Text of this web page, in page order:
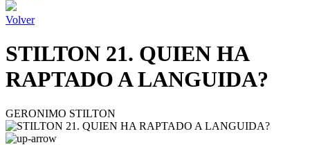
Volver
STILTON 21. QUIEN HA
RAPTADO A LANGUIDA?
GERONIMO STILTON